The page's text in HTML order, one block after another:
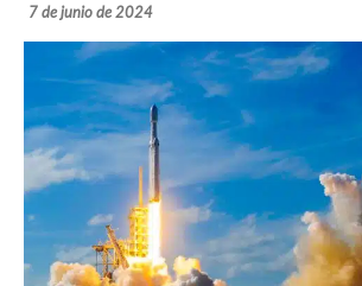
7 de junio de 2024